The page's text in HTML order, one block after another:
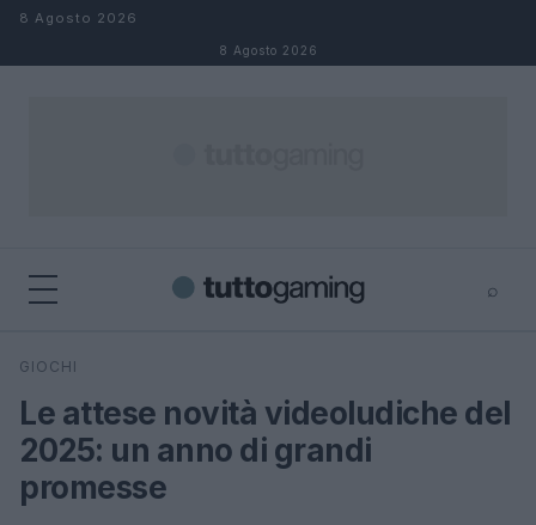
Salta al contenuto
8 Agosto 2026
8 Agosto 2026
⌕
Cerca
GIOCHI
Le attese novità videoludiche del
2025: un anno di grandi
promesse